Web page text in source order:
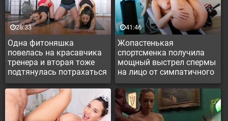
Одна фитоняшка
повелась на красавчика
тренера и вторая тоже
подтянулась потрахаться
28:33
Жопастенькая
спортсменка получила
мощный выстрел спермы
на лицо от симпатичного
тренера
41:46